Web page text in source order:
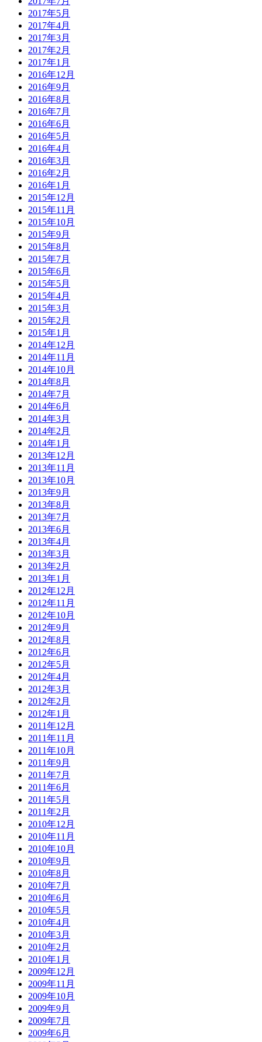
2017年5月
2017年4月
2017年3月
2017年2月
2017年1月
2016年12月
2016年9月
2016年8月
2016年7月
2016年6月
2016年5月
2016年4月
2016年3月
2016年2月
2016年1月
2015年12月
2015年11月
2015年10月
2015年9月
2015年8月
2015年7月
2015年6月
2015年5月
2015年4月
2015年3月
2015年2月
2015年1月
2014年12月
2014年11月
2014年10月
2014年8月
2014年7月
2014年6月
2014年3月
2014年2月
2014年1月
2013年12月
2013年11月
2013年10月
2013年9月
2013年8月
2013年7月
2013年6月
2013年4月
2013年3月
2013年2月
2013年1月
2012年12月
2012年11月
2012年10月
2012年9月
2012年8月
2012年6月
2012年5月
2012年4月
2012年3月
2012年2月
2012年1月
2011年12月
2011年11月
2011年10月
2011年9月
2011年7月
2011年6月
2011年5月
2011年2月
2010年12月
2010年11月
2010年10月
2010年9月
2010年8月
2010年7月
2010年6月
2010年5月
2010年4月
2010年3月
2010年2月
2010年1月
2009年12月
2009年11月
2009年10月
2009年9月
2009年7月
2009年6月